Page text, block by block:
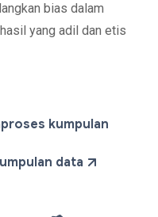
bias dalam
yang adil dan etis
kumpulan
data